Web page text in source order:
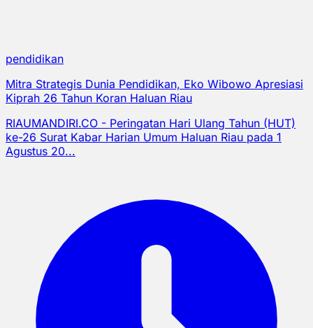
pendidikan
Mitra Strategis Dunia Pendidikan, Eko Wibowo Apresiasi
Kiprah 26 Tahun Koran Haluan Riau
RIAUMANDIRI.CO - Peringatan Hari Ulang Tahun (HUT)
ke-26 Surat Kabar Harian Umum Haluan Riau pada 1
Agustus 20...